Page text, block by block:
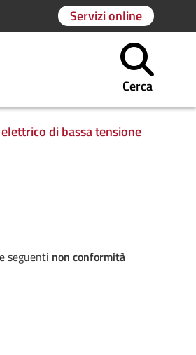
Servizi online
Cerca
di bassa tensione
seguenti non conformità